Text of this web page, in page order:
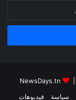
سياسة فيديوهات